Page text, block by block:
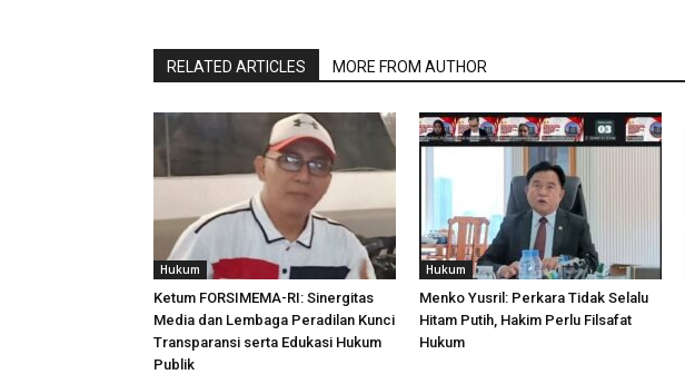
RELATED ARTICLES MORE FROM AUTHOR
Hukum
Ketum FORSIMEMA-RI: Sinergitas
Media dan Lembaga Peradilan Kunci
Transparansi serta Edukasi Hukum
Publik
Hukum
Menko Yusril: Perkara Tidak Selalu
Hitam Putih, Hakim Perlu Filsafat
Hukum